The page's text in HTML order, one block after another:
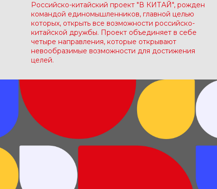
Российско-китайский проект "В КИТАЙ", рожден
командой единомышленников, главной целью
которых, открыть все возможности российско-
китайской дружбы. Проект объединяет в себе
четыре направления, которые открывают
невообразимые возможности для достижения
целей.